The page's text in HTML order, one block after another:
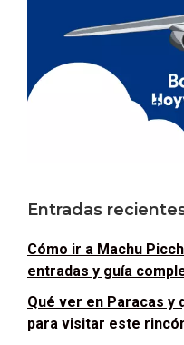
Entradas
Cómo ir a Machu
entradas y guía
Qué ver en Paracas y
para visitar este